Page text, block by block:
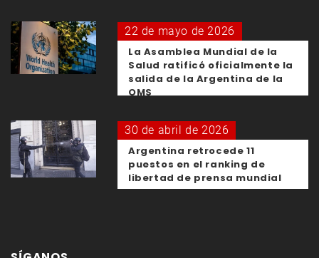
22 de mayo de 2026
La Asamblea Mundial de la
Salud ratificó oficialmente la
salida de la Argentina de la
OMS
30 de abril de 2026
Argentina retrocede 11
puestos en el ranking de
libertad de prensa mundial